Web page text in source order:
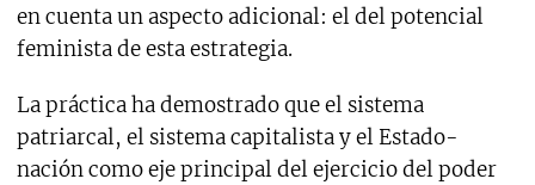
en cuenta un aspecto adicional: el del potencial
feminista de esta estrategia.
La práctica ha demostrado que el sistema
patriarcal, el sistema capitalista y el Estado-
nación como eje principal del ejercicio del poder